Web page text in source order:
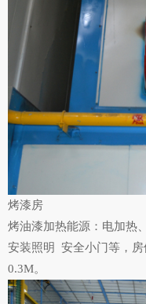
烤漆房
烤油漆加热能源：电加热
安装照明 安全小门等，
0.3M。